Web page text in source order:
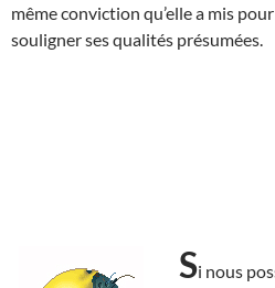
même conviction qu’elle a mis
souligner ses qualités présumées.
Si nous